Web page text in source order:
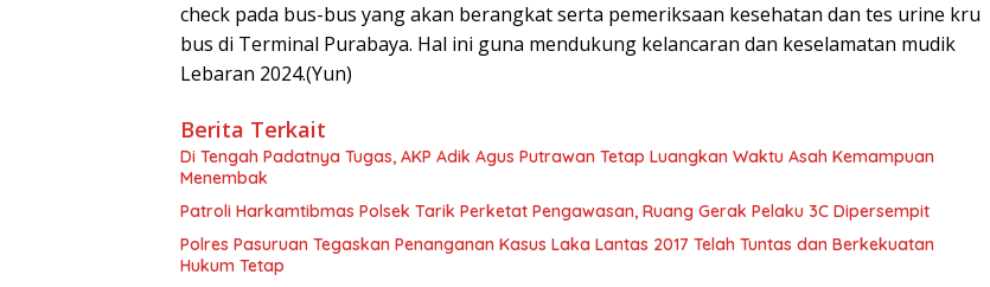
check pada bus-bus yang akan berangkat serta pemeriksaan kesehatan dan tes urine kru
bus di Terminal Purabaya. Hal ini guna mendukung kelancaran dan keselamatan mudik
Lebaran 2024.(Yun)
Berita Terkait
Di Tengah Padatnya Tugas, AKP Adik Agus Putrawan Tetap Luangkan Waktu Asah Kemampuan
Menembak
Patroli Harkamtibmas Polsek Tarik Perketat Pengawasan, Ruang Gerak Pelaku 3C Dipersempit
Polres Pasuruan Tegaskan Penanganan Kasus Laka Lantas 2017 Telah Tuntas dan Berkekuatan
Hukum Tetap